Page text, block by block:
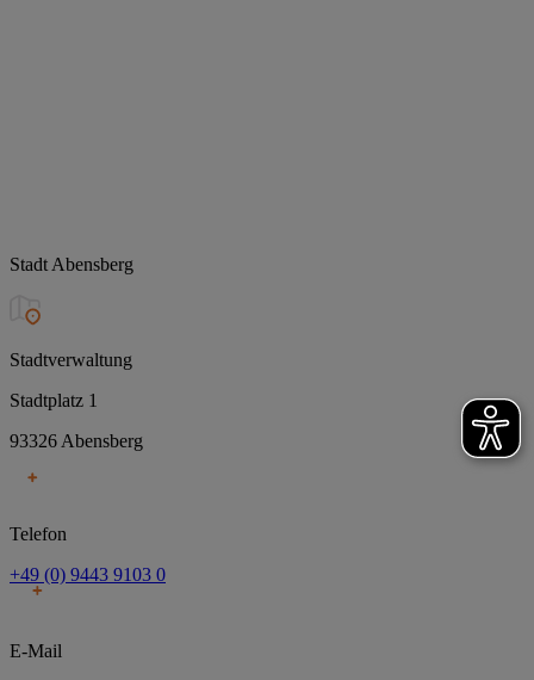
Stadt Abensberg
Stadtverwaltung
Stadtplatz 1
93326 Abensberg
Telefon
+49 (0) 9443 9103 0
E-Mail